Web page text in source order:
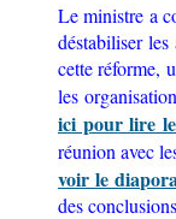
Le ministre a
déstabiliser les
cette réforme,
les
ici pour lire
réunion avec
voir le
des